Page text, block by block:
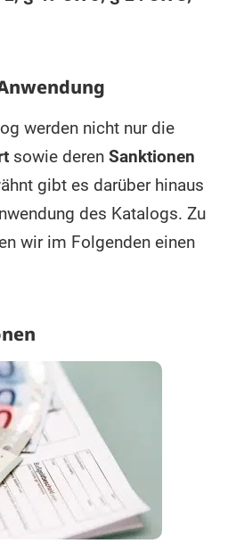
werden nicht nur die
sowie deren Sanktionen
gibt es darüber hinaus
des Katalogs. Zu
wir im Folgenden einen